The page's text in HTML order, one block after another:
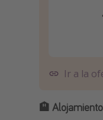
Ir a la
🏨